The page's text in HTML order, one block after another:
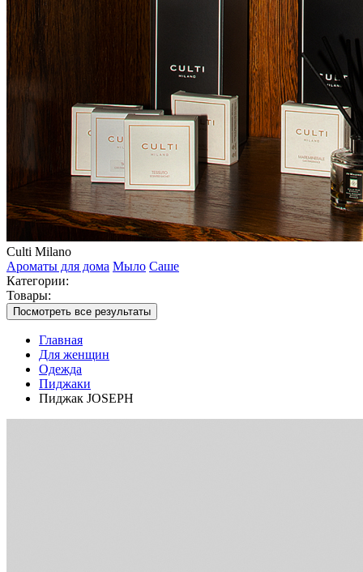
Culti Milano
Ароматы для дома Мыло Саше
Категории:
Товары:
Посмотреть все результаты
Главная
Для женщин
Одежда
Пиджаки
Пиджак JOSEPH